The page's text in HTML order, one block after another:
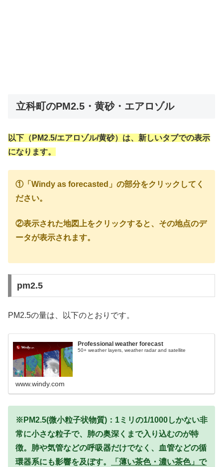
立科町のPM2.5・黄砂・エアロゾル
以下（PM2.5/エアロゾル/黄砂）は、新しいタブでの表示
になります。
①「Windy as forecasted」の部分をクリックしてく
ださい。
②表示された地図上をクリックすると、その地点のデ
ータが表示されます。
pm2.5
PM2.5の量は、以下のとおりです。
Professional weather forecast
50+ weather layers, weather radar and satellite
www.windy.com
※PM2.5(微小粒子状物質)：1ミリの1/1000しかない非
常に小さな粒子で、肺の奥深くまで入り込むのが特
徴。肺や気管などの呼吸器だけでなく、血管などの循
環器系にも影響を及ぼす。
「薄い茶色・濃い茶色」で